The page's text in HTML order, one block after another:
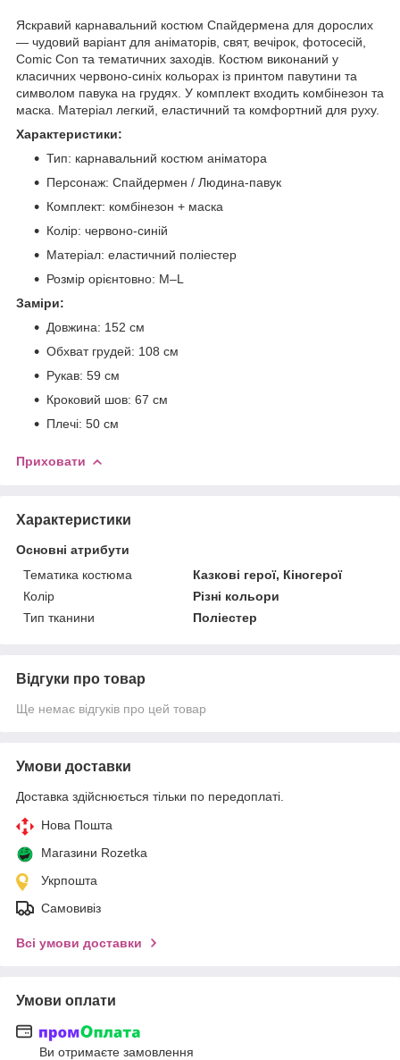
Яскравий карнавальний костюм Спайдермена для дорослих
— чудовий варіант для аніматорів, свят, вечірок, фотосесій,
Comic Con та тематичних заходів. Костюм виконаний у
класичних червоно-синіх кольорах із принтом павутини та
символом павука на грудях. У комплект входить комбінезон та
маска. Матеріал легкий, еластичний та комфортний для руху.
Характеристики:
Тип: карнавальний костюм аніматора
Персонаж: Спайдермен / Людина-павук
Комплект: комбінезон + маска
Колір: червоно-синій
Матеріал: еластичний поліестер
Розмір орієнтовно: M–L
Заміри:
Довжина: 152 см
Обхват грудей: 108 см
Рукав: 59 см
Кроковий шов: 67 см
Плечі: 50 см
Приховати
Характеристики
Основні атрибути
Тематика костюма
Казкові герої, Кіногерої
Колір
Різні кольори
Тип тканини
Поліестер
Відгуки про товар
Ще немає відгуків про цей товар
Умови доставки
Доставка здійснюється тільки по передоплаті.
Нова Пошта
Магазини Rozetka
Укрпошта
Самовивіз
Всі умови доставки
Умови оплати
Ви отримаєте замовлення